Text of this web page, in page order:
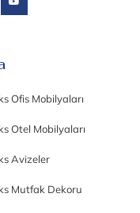
Ofis Mobilyaları
Otel Mobilyaları
Avizeler
Mutfak Dekoru